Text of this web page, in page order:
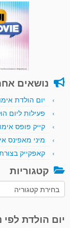
נושאים
יום הולדת
פעילות ליום
קייק פופס
מיני מאפינס
קאפקייק
קטגוריות
קטגוריות
יום הולדת לפי